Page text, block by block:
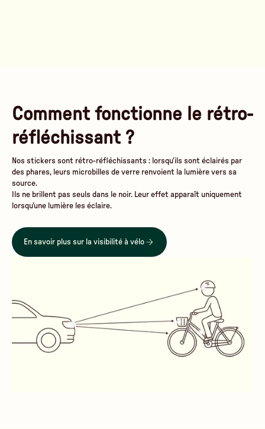
Comment fonctionne le rétro-
réfléchissant ?
Nos stickers sont rétro-réfléchissants : lorsqu’ils sont éclairés par
des phares, leurs microbilles de verre renvoient la lumière vers sa
source.
Ils ne brillent pas seuls dans le noir. Leur effet apparaît uniquement
lorsqu’une lumière les éclaire.
En savoir plus sur la visibilité à vélo